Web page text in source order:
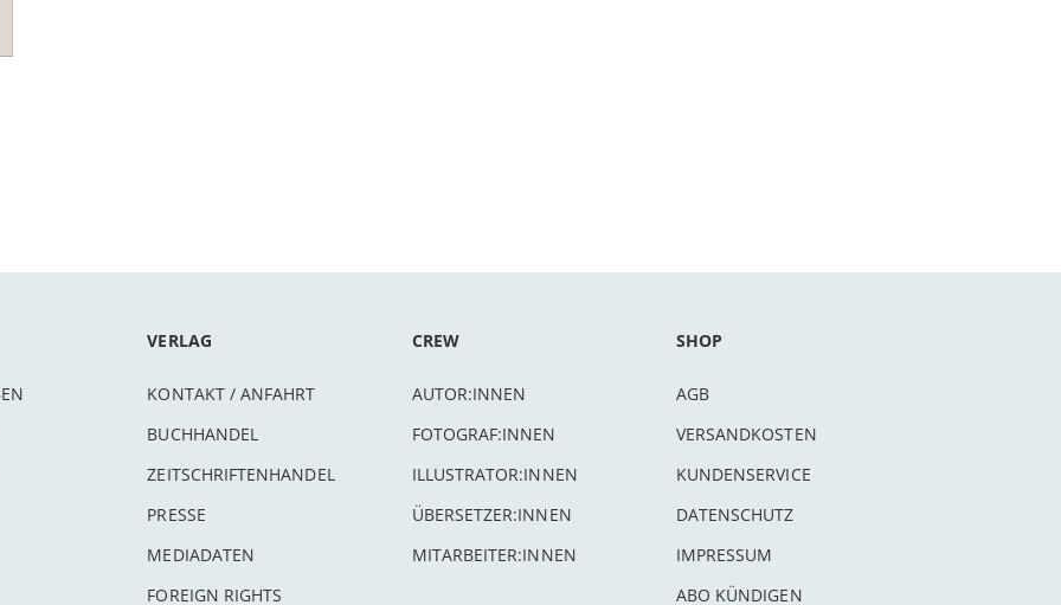
VERLAG
KONTAKT / ANFAHRT
BUCHHANDEL
ZEITSCHRIFTENHANDEL
PRESSE
MEDIADATEN
FOREIGN RIGHTS
CREW
AUTOR:INNEN
FOTOGRAF:INNEN
ILLUSTRATOR:INNEN
ÜBERSETZER:INNEN
MITARBEITER:INNEN
SHOP
AGB
VERSANDKOSTEN
KUNDENSERVICE
DATENSCHUTZ
IMPRESSUM
ABO KÜNDIGEN